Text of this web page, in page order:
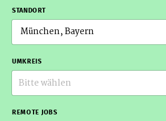
STANDORT
UMKREIS
Bitte wählen
REMOTE JOBS